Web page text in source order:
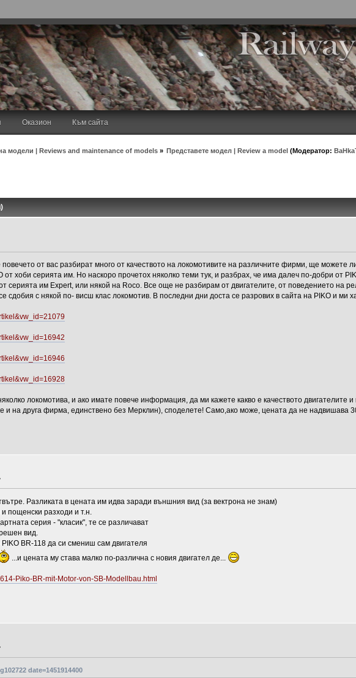
Оказион Към сайта
модели | Reviews and maintenance of models » Представете модел | Review a model (Модератор:
от вас разбират много от качеството на локомотивите на различните фирми, ще можете
хоби серията им. Но наскоро прочетох няколко теми тук, и разбрах, че има далеч по-добри от
серията им Expert, или някой на Roco. Все още не разбирам от двигателите, от поведението на
сдобия с някой по- висш клас локомотив. В последни дни доста се разрових в сайта на PIKO и ми
локомотива, и ако имате повече информация, да ми кажете какво е качеството двигателите
и на друга фирма, единствено без Мерклин), споделете! Само,ако може, цената да не надвишава
Разликата в цената им идва заради външния вид (за вектрона не знам)
пощенски разходи и т.н.
серия - "класик", те се различават
вид.
BR-118 да си смениш сам двигателя
...и цената му става малко по-различна с новия двигател де...
Piko-BR-mit-Motor-von-SB-Modellbau.html
date=1451914400